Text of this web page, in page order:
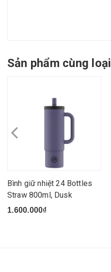
Sản phẩm cùng loại
Bình giữ nhiệt 24 Bottles
Straw 800ml, Dusk
1.600.000₫